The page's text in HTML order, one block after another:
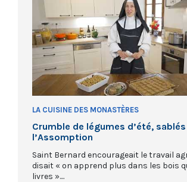
LA CUISINE DES MONASTÈRES
Crumble de légumes d’été,
l’Assomption
Saint Bernard encourageait le travail
disait « on apprend plus dans les bois
livres »....